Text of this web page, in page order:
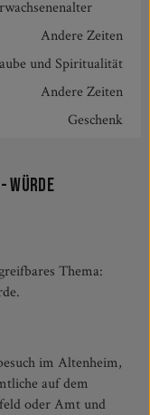
Andere Zeiten
und Spiritualität
Andere Zeiten
Geschenk
- Würde